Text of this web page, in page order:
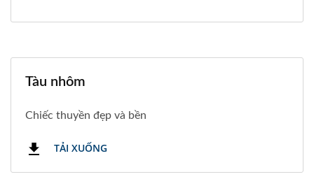
Tàu nhôm
Chiếc thuyền đẹp và bền
TẢI XUỐNG